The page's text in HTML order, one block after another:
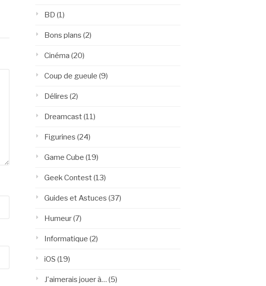
BD (1)
Bons plans (2)
Cinéma (20)
Coup de gueule (9)
Délires (2)
Dreamcast(11)
Figurines (24)
Game Cube (19)
Geek Contest(13)
Guides et Astuces (37)
Humeur(7)
Informatique (2)
iOS (19)
J'aimerais jouer à… (5)